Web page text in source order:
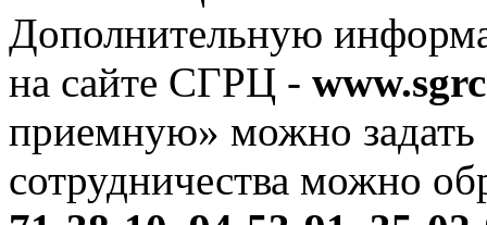
Дополнительную
на сайте СГРЦ -
приемную» можно задать
сотрудничества можно